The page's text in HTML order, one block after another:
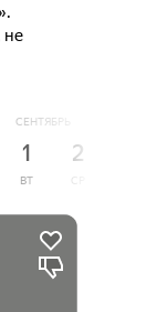
не
СЕНТЯБРЬ
1
ВТ
2